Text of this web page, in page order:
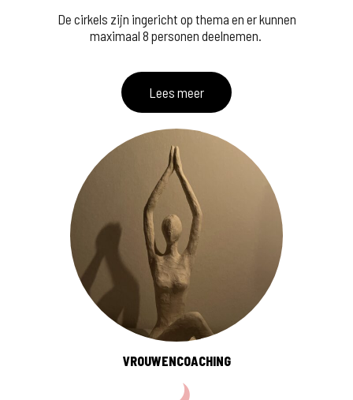
De cirkels zijn ingericht op thema en er kunnen
maximaal 8 personen deelnemen.
Lees meer
VROUWENCOACHING